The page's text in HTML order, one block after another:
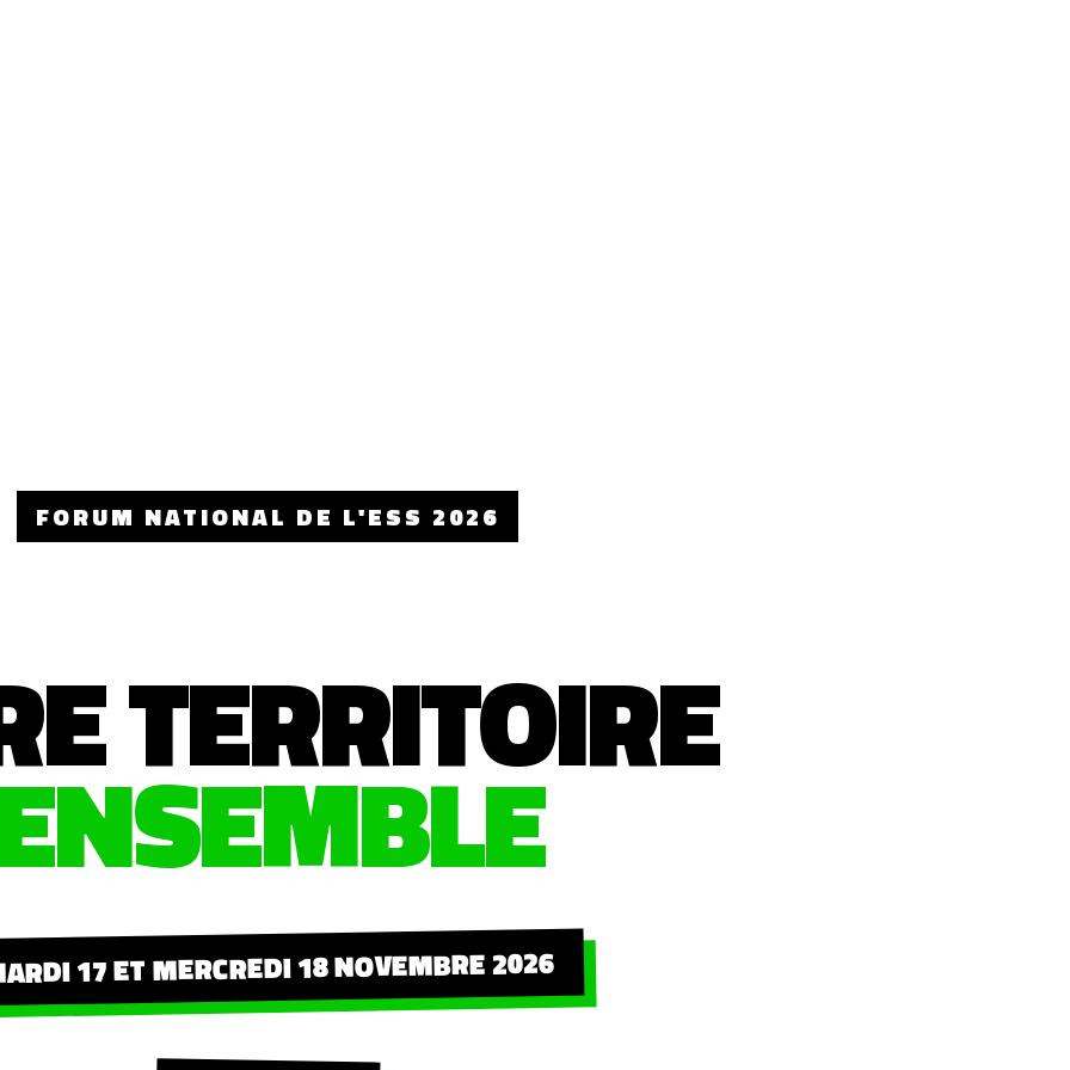
FORUM NATIONAL DE L'ESS 2026
TERRITOIRE
17 ET MERCREDI 18 NOVEMBRE 2026